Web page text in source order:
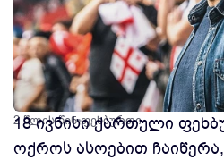
2 წლის წინ ფეხბურთი
18 ივნისი ქართული
ოქროს ასოებით